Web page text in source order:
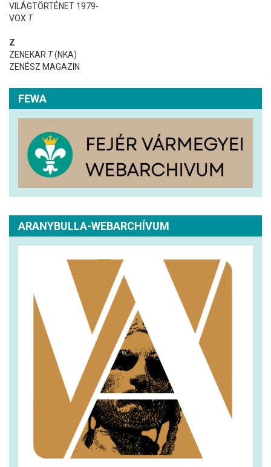
VILÁGTÖRTÉNET 1979-
VOX T
Z
ZENEKAR T(NKA)
ZENÉSZ MAGAZIN
FEWA
ARANYBULLA-WEBARCHÍVUM